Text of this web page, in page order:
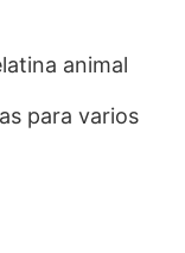
animal
para varios